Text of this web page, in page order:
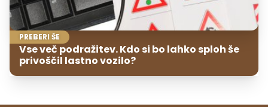
PREBERI ŠE
Vse več podražitev. Kdo si bo lahko sploh še
privoščil lastno vozilo?